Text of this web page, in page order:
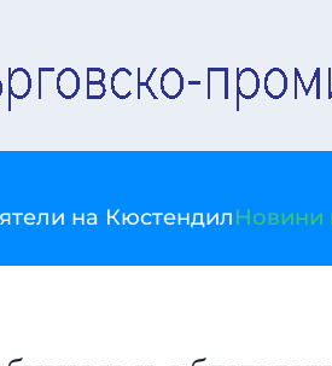
на КюстендилНовини